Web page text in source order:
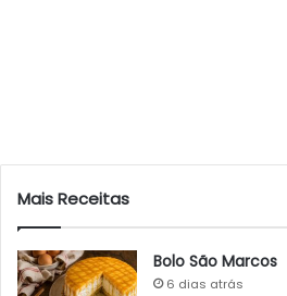
Mais Receitas
Bolo São Marcos
6 dias atrás